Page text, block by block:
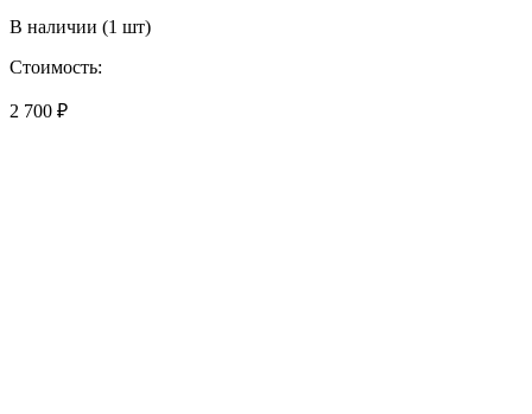
В наличии (1 шт)
Стоимость:
2 700 ₽